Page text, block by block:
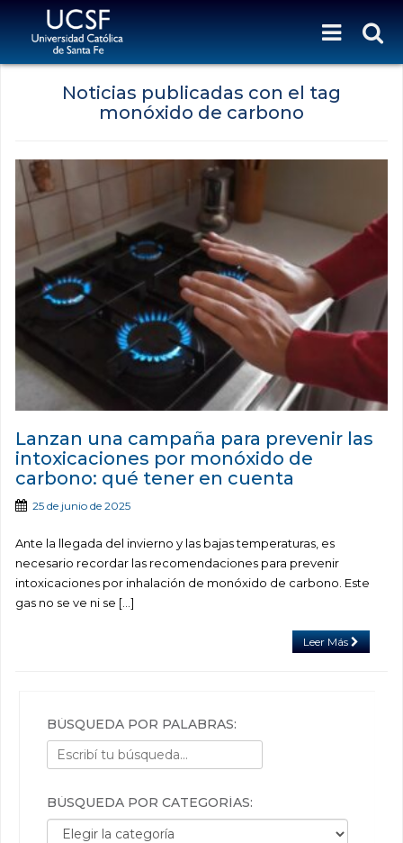
Noticias publicadas con el tag
monóxido de carbono
Lanzan una campaña para prevenir las
intoxicaciones por monóxido de
carbono: qué tener en cuenta
25 de junio de 2025
Ante la llegada del invierno y las bajas temperaturas, es
necesario recordar las recomendaciones para prevenir
intoxicaciones por inhalación de monóxido de carbono. Este
gas no se ve ni se […]
Leer Más
BÚSQUEDA POR PALABRAS:
BÚSQUEDA POR CATEGORÍAS:
Búsqueda por categorías: